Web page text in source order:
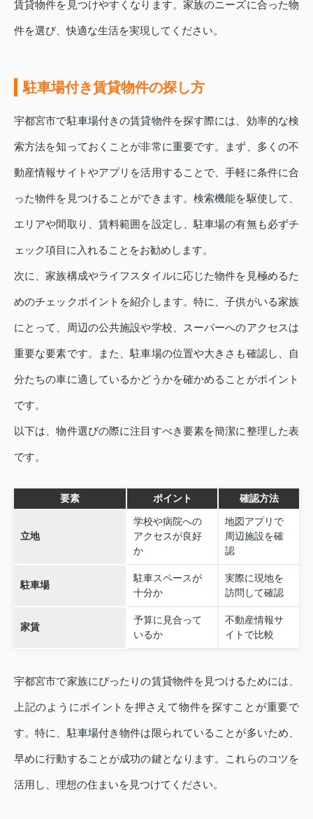
賃貸物件を見つけやすくなります。家族のニーズに合った物
件を選び、快適な生活を実現してください。
駐車場付き賃貸物件の探し方
宇都宮市で駐車場付きの賃貸物件を探す際には、効率的な検
索方法を知っておくことが非常に重要です。まず、多くの不
動産情報サイトやアプリを活用することで、手軽に条件に合
った物件を見つけることができます。検索機能を駆使して、
エリアや間取り、賃料範囲を設定し、駐車場の有無も必ずチ
ェック項目に入れることをお勧めします。
次に、家族構成やライフスタイルに応じた物件を見極めるた
めのチェックポイントを紹介します。特に、子供がいる家族
にとって、周辺の公共施設や学校、スーパーへのアクセスは
重要な要素です。また、駐車場の位置や大きさも確認し、自
分たちの車に適しているかどうかを確かめることがポイント
です。
以下は、物件選びの際に注目すべき要素を簡潔に整理した表
です。
要素 ポイント 確認方法
立地
学校や病院への
アクセスが良好
か
地図アプリで
周辺施設を確
認
駐車場
駐車スペースが
十分か
実際に現地を
訪問して確認
家賃
予算に見合って
いるか
不動産情報サ
イトで比較
宇都宮市で家族にぴったりの賃貸物件を見つけるためには、
上記のようにポイントを押さえて物件を探すことが重要で
す。特に、駐車場付き物件は限られていることが多いため、
早めに行動することが成功の鍵となります。これらのコツを
活用し、理想の住まいを見つけてください。